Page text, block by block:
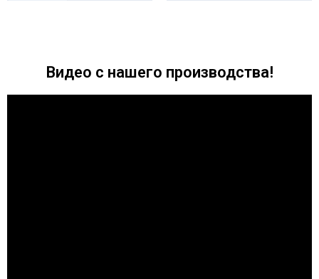
Видео с нашего производства!